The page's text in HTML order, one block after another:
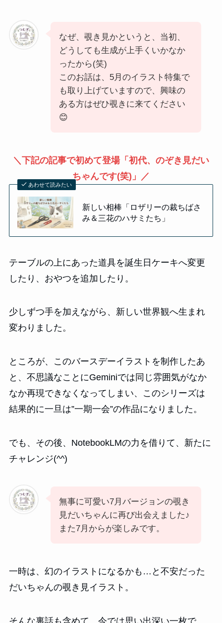
なぜ、覗き見かというと、当初、
どうしても生成が上手くいかなか
ったから(笑)
このお話は、5月のイラスト特集で
も取り上げていますので、興味の
ある方はぜひ覗きに来てください
😊
＼下記の記事で初めて登場「初代、のぞき見だい
ちゃんです(笑)」／
あわせて読みたい
新しい相棒「ロザリーの裁ちばさ
み＆三花のハサミたち」
テーブルの上にあった道具を誕生日ケーキへ変更
したり、おやつを追加したり。
少しずつ手を加えながら、新しい世界観へ生まれ
変わりました。
ところが、このバースデーイラストを制作したあ
と、不思議なことにGeminiでは同じ雰囲気がなか
なか再現できなくなってしまい、このシリーズは
結果的に一旦は”一期一会”の作品になりました。
でも、その後、NotebookLMの力を借りて、新たに
チャレンジ(^^)
無事に可愛い7月バージョンの覗き
見だいちゃんに再び出会えました♪
また7月からが楽しみです。
一時は、幻のイラストになるかも…と不安だった
だいちゃんの覗き見イラスト。
そんな裏話も含めて、今では思い出深い一枚で